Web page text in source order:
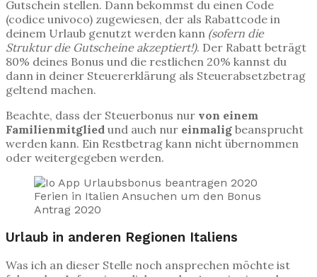
Gutschein stellen. Dann bekommst du einen Code
(codice univoco) zugewiesen, der als Rabattcode in
deinem Urlaub genutzt werden kann (sofern die
Struktur die Gutscheine akzeptiert!). Der Rabatt beträgt
80% deines Bonus und die restlichen 20% kannst du
dann in deiner Steuererklärung als Steuerabsetzbetrag
geltend machen.
Beachte, dass der Steuerbonus nur von einem
Familienmitglied und auch nur einmalig beansprucht
werden kann. Ein Restbetrag kann nicht übernommen
oder weitergegeben werden.
Urlaub in anderen Regionen Italiens
Was ich an dieser Stelle noch ansprechen möchte ist